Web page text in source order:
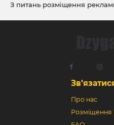
З питань розміщення
посиланням
Про нас
Розміщення